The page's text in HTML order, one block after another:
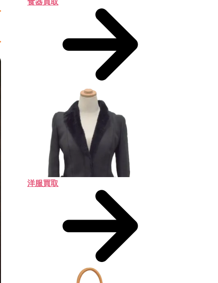
食器買取
洋服買取